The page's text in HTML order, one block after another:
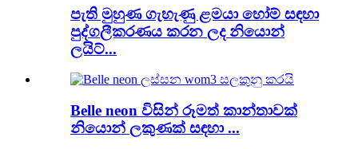
පැති මුහුණ ගැහැණු ළමයා හෝම් සඳහා
පුද්ගලීකරණය කරන ලද නියොන්
ලයිට්...
Belle neon විසින් රූමත් කාන්තාවක්
නියොන් ලකුණක් සඳහා ...